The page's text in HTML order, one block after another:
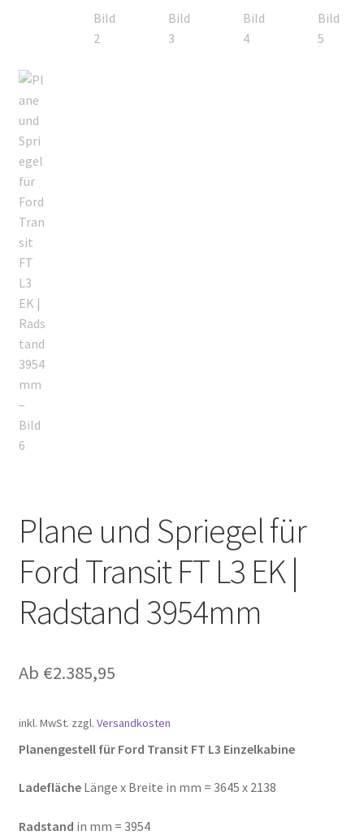
Plane und Spriegel für
Ford Transit FT L3 EK |
Radstand 3954mm
Ab €2.385,95
inkl. MwSt. zzgl. Versandkosten
Planengestell für Ford Transit FT L3 Einzelkabine
LadeflächeLänge x Breite in mm = 3645 x 2138
Radstand in mm = 3954